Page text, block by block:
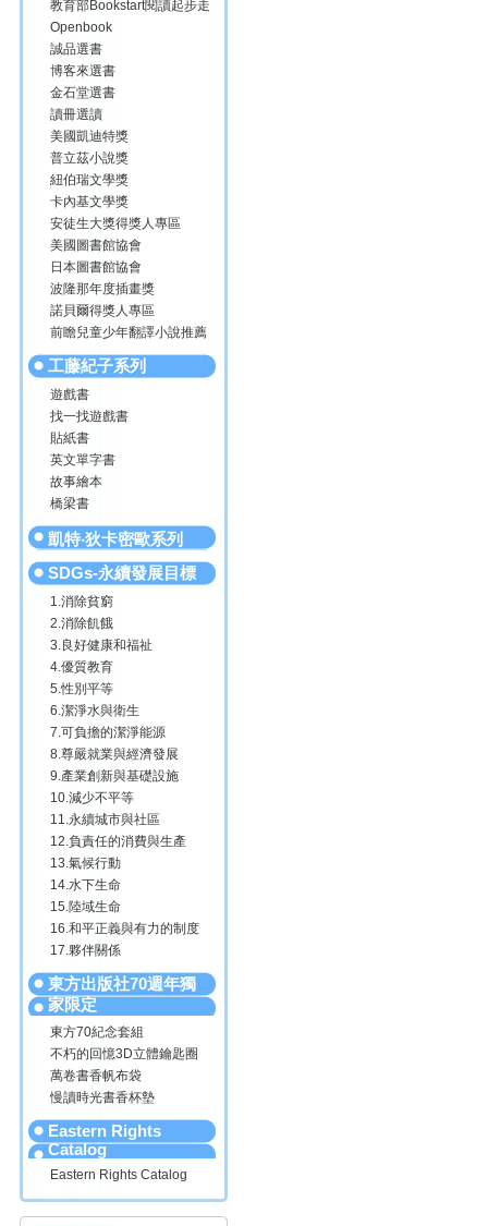
教育部Bookstart閱讀起步走
Openbook
誠品選書
博客來選書
金石堂選書
讀冊選讀
美國凱迪特獎
普立茲小說獎
紐伯瑞文學獎
卡內基文學獎
安徒生大獎得獎人專區
美國圖書館協會
日本圖書館協會
波隆那年度插畫獎
諾貝爾得獎人專區
前瞻兒童少年翻譯小說推薦
工藤紀子系列
遊戲書
找一找遊戲書
貼紙書
英文單字書
故事繪本
橋梁書
凱特‧狄卡密歐系列
SDGs-永續發展目標
1.消除貧窮
2.消除飢餓
3.良好健康和福祉
4.優質教育
5.性別平等
6.潔淨水與衛生
7.可負擔的潔淨能源
8.尊嚴就業與經濟發展
9.產業創新與基礎設施
10.減少不平等
11.永續城市與社區
12.負責任的消費與生產
13.氣候行動
14.水下生命
15.陸域生命
16.和平正義與有力的制度
17.夥伴關係
東方出版社70週年獨
家限定
東方70紀念套組
不朽的回憶3D立體鑰匙圈
萬卷書香帆布袋
慢讀時光書香杯墊
Eastern Rights
Catalog
Eastern Rights Catalog